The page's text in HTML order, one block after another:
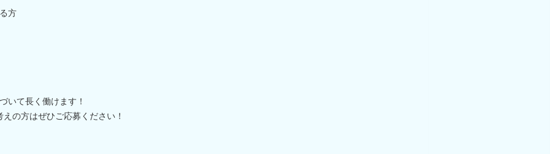
方
いて長く働けます！
の方はぜひご応募ください！